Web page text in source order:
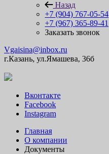
Назад
+7 (904) 767-05-54
+7 (967) 365-89-41
Заказать звонок
Vgaisina@inbox.ru
г.Казань, ул.Ямашева, 36б
Вконтакте
Facebook
Instagram
Главная
О компании
Документы